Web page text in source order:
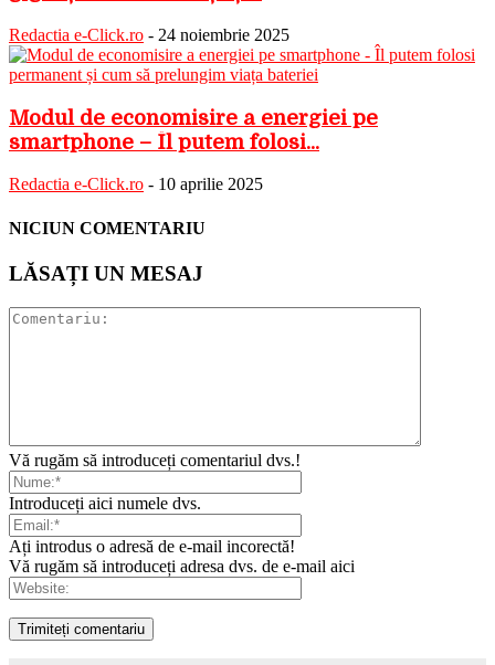
Redactia e-Click.ro - 24 noiembrie 2025
Modul de economisire a energiei pe
smartphone – Îl putem folosi...
Redactia e-Click.ro - 10 aprilie 2025
NICIUN COMENTARIU
LĂSAȚI UN MESAJ
Vă rugăm să introduceți comentariul dvs.!
Introduceți aici numele dvs.
Ați introdus o adresă de e-mail incorectă!
Vă rugăm să introduceți adresa dvs. de e-mail aici